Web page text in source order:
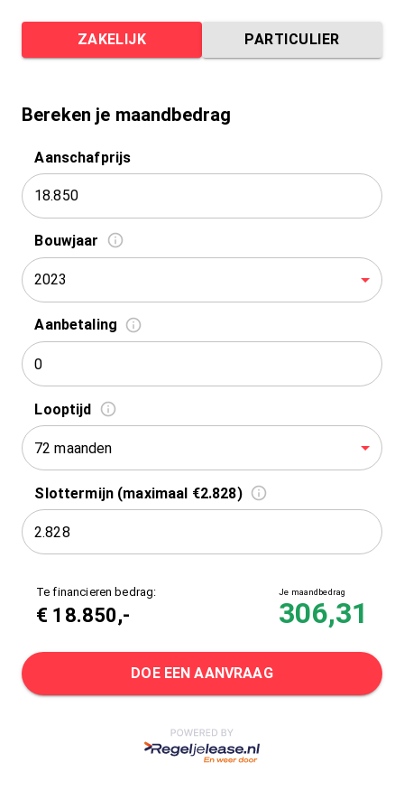
ZAKELIJK PARTICULIER
Bereken je maandbedrag
Aanschafprijs
Bouwjaar
2023
Aanbetaling
Looptijd
72 maanden
Slottermijn (maximaal €2.828)
Te financieren bedrag:
€ 18.850,-
Je maandbedrag
306,31
DOE EEN AANVRAAG